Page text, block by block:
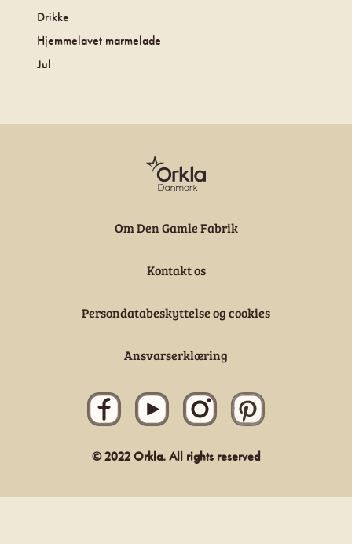
Drikke
Hjemmelavet marmelade
Jul
Om Den Gamle Fabrik
Kontakt os
Persondatabeskyttelse og cookies
Ansvarserklæring
© 2022 Orkla. All rights reserved